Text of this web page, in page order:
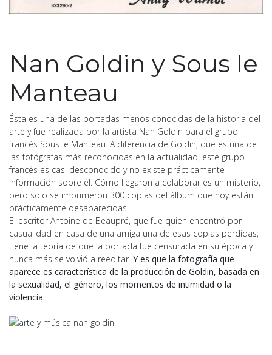
Nan Goldin y Sous le
Manteau
Ésta es una de las portadas menos conocidas de la historia del
arte y fue realizada por la artista Nan Goldin para el grupo
francés Sous le Manteau. A diferencia de Goldin, que es una de
las fotógrafas más reconocidas en la actualidad, este grupo
francés es casi desconocido y no existe prácticamente
información sobre él. Cómo llegaron a colaborar es un misterio,
pero solo se imprimeron 300 copias del álbum que hoy están
prácticamente desaparecidas.
El escritor Antoine de Beaupré, que fue quien encontró por
casualidad en casa de una amiga una de esas copias perdidas,
tiene la teoría de que la portada fue censurada en su época y
nunca más se volvió a reeditar. Y es que la fotografía que
aparece es característica de la producción de Goldin, basada en
la sexualidad, el género, los momentos de intimidad o la
violencia.